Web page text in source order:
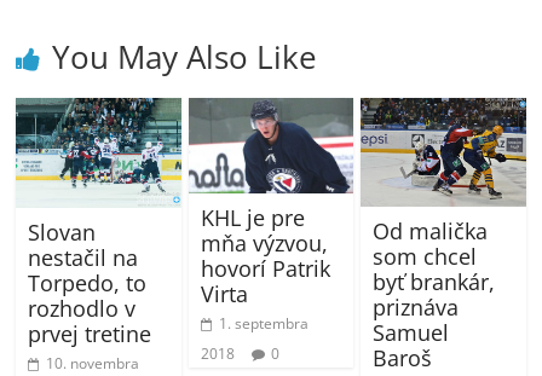
You May Also Like
Slovan
nestačil na
Torpedo, to
rozhodlo v
prvej tretine
10. novembra
KHL je pre
mňa výzvou,
hovorí Patrik
Virta
1. septembra
2018
0
Od malička
som chcel
byť brankár,
priznáva
Samuel
Baroš